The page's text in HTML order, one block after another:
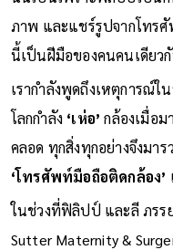
ภาพ และแชร์รูปจากโทร
นี้เป็นฝีมือของคนคนเดียว
เรากำลังพูดถึงเหตุการณ์
โลกกำลัง ‘เห่อ’ กล้องเมื่อม
คลอด ทุกสิ่งทุกอย่างจึงมา
‘โทรศัพท์มือถือติดกล้อง’
ในช่วงที่ฟิลิปป์ และลี ภรร
Sutter Maternity &